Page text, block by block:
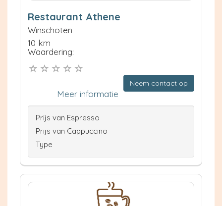
Restaurant Athene
Winschoten
10 km
Waardering:
Neem contact op
Meer informatie
Prijs van Espresso
Prijs van Cappuccino
Type